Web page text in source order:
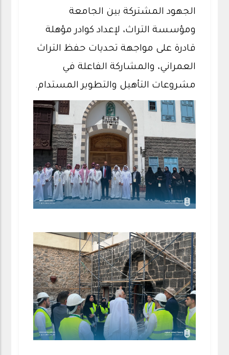
الجهود المشتركة بين الجامعة
ومؤسسة التراث، لإعداد كوادر مؤهلة
قادرة على مواجهة تحديات حفظ التراث
العمراني، والمشاركة الفاعلة في
مشروعات التأهيل والتطوير المستدام.